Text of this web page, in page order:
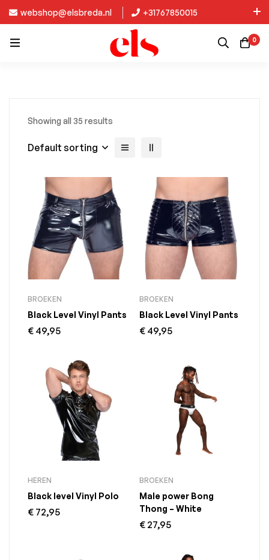
webshop@elsbreda.nl
+31767850015
Nieuw in de collectie: Kinky Diva!
0
Showing all 35 results
Default sorting
BROEKEN
Black Level Vinyl Pants
€ 49,95
BROEKEN
Black Level Vinyl Pants
€ 49,95
HEREN
Black level Vinyl Polo
€ 72,95
BROEKEN
Male power Bong
Thong – White
€ 27,95